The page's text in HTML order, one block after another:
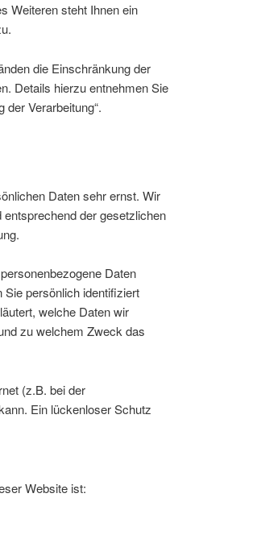
Weiteren steht Ihnen ein
die Einschränkung der
Details hierzu entnehmen Sie
Verarbeitung“.
Daten sehr ernst. Wir
der gesetzlichen
Daten
Sie persönlich identifiziert
welche Daten wir
zu welchem Zweck das
(z.B. bei der
Ein lückenloser Schutz
Website ist: